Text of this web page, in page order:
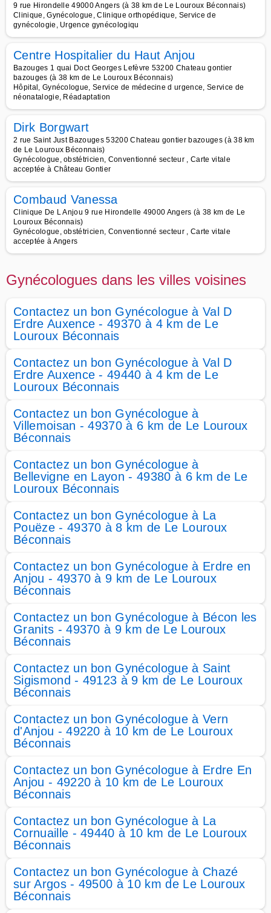
9 rue Hirondelle 49000 Angers (à 38 km de Le Louroux Béconnais)
Clinique, Gynécologue, Clinique orthopédique, Service de
gynécologie, Urgence gynécologiqu
Centre Hospitalier du Haut Anjou
Bazouges 1 quai Doct Georges Lefèvre 53200 Chateau gontier
bazouges (à 38 km de Le Louroux Béconnais)
Hôpital, Gynécologue, Service de médecine d urgence, Service de
néonatalogie, Réadaptation
Dirk Borgwart
2 rue Saint Just Bazouges 53200 Chateau gontier bazouges (à 38 km
de Le Louroux Béconnais)
Gynécologue, obstétricien, Conventionné secteur , Carte vitale
acceptée à Château Gontier
Combaud Vanessa
Clinique De L Anjou 9 rue Hirondelle 49000 Angers (à 38 km de Le
Louroux Béconnais)
Gynécologue, obstétricien, Conventionné secteur , Carte vitale
acceptée à Angers
Gynécologues dans les villes voisines
Contactez un bon Gynécologue à Val D
Erdre Auxence - 49370 à 4 km de Le
Louroux Béconnais
Contactez un bon Gynécologue à Val D
Erdre Auxence - 49440 à 4 km de Le
Louroux Béconnais
Contactez un bon Gynécologue à
Villemoisan - 49370 à 6 km de Le Louroux
Béconnais
Contactez un bon Gynécologue à
Bellevigne en Layon - 49380 à 6 km de Le
Louroux Béconnais
Contactez un bon Gynécologue à La
Pouëze - 49370 à 8 km de Le Louroux
Béconnais
Contactez un bon Gynécologue à Erdre en
Anjou - 49370 à 9 km de Le Louroux
Béconnais
Contactez un bon Gynécologue à Bécon les
Granits - 49370 à 9 km de Le Louroux
Béconnais
Contactez un bon Gynécologue à Saint
Sigismond - 49123 à 9 km de Le Louroux
Béconnais
Contactez un bon Gynécologue à Vern
d'Anjou - 49220 à 10 km de Le Louroux
Béconnais
Contactez un bon Gynécologue à Erdre En
Anjou - 49220 à 10 km de Le Louroux
Béconnais
Contactez un bon Gynécologue à La
Cornuaille - 49440 à 10 km de Le Louroux
Béconnais
Contactez un bon Gynécologue à Chazé
sur Argos - 49500 à 10 km de Le Louroux
Béconnais